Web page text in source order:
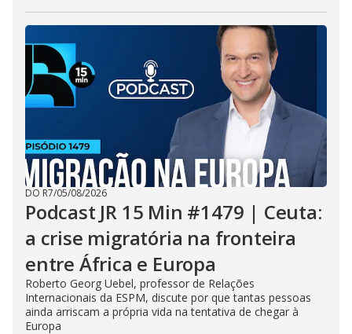
DO R7/05/08/2026
Podcast JR 15 Min #1479 | Ceuta:
a crise migratória na fronteira
entre África e Europa
Roberto Georg Uebel, professor de Relações
Internacionais da ESPM, discute por que tantas pessoas
ainda arriscam a própria vida na tentativa de chegar à
Europa